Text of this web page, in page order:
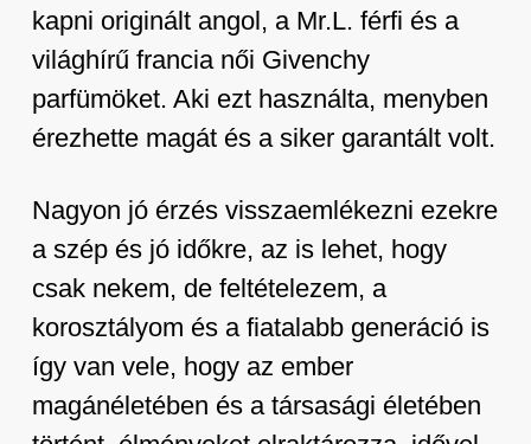
kapni originált angol, a Mr.L. férfi és a
világhírű francia női Givenchy
parfümöket. Aki ezt használta, menyben
érezhette magát és a siker garantált volt.
Nagyon jó érzés visszaemlékezni ezekre
a szép és jó időkre, az is lehet, hogy
csak nekem, de feltételezem, a
korosztályom és a fiatalabb generáció is
így van vele, hogy az ember
magánéletében és a társasági életében